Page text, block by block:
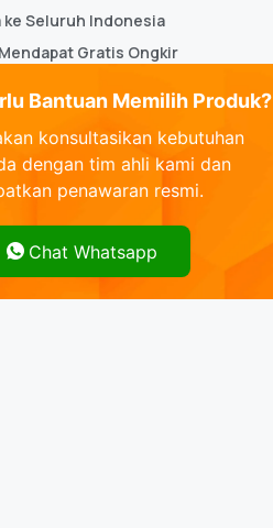
ke Seluruh Indonesia
Gratis Ongkir
Bantuan Memilih Produk?
konsultasikan kebutuhan
dengan tim ahli kami dan
penawaran resmi.
Chat Whatsapp